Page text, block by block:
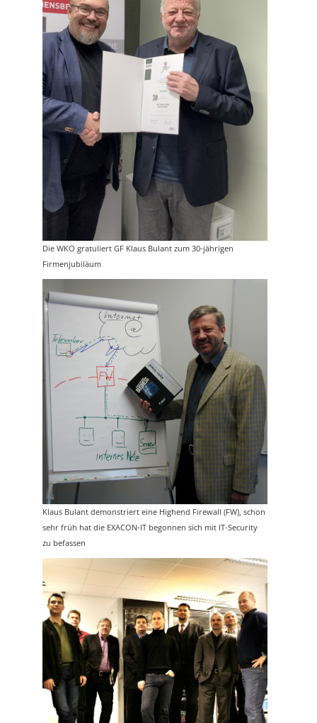
Die WKO gratuliert GF Klaus Bulant zum 30-jährigen
Firmenjubiläum
Klaus Bulant demonstriert eine Highend Firewall (FW), schon
sehr früh hat die EXACON-IT begonnen sich mit IT-Security
zu befassen